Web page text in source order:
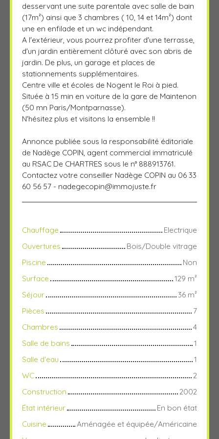
desservant une suite parentale avec salle de bain
(17m²) ainsi que 3 chambres ( 10, 14 et 14m²) dont
une en enfilade et un wc indépendant.
A l'extérieur, vous pourrez profiter d'une terrasse,
d'un jardin entièrement clôturé avec son abris de
jardin. De plus, un garage et places de
stationnements supplémentaires.
Centre ville et écoles de Nogent le Roi à pied.
Située à 15 min en voiture de la gare de Maintenon
(50 mn Paris/Montparnasse).
N'hésitez plus et visitons la ensemble !!
Annonce publiée sous la responsabilité éditoriale
de Nadège COPIN, agent commercial immatriculé
au RSAC De CHARTRES sous le n° 888913761.
Contactez votre conseiller Nadège COPIN au 06 33
60 56 57 - nadegecopin@immojuste.fr
Chauffage
Electrique
Ouvertures
Bois/Double vitrage
Piscine
Non
Surface
129 m²
Séjour
36 m²
Pièces
7
Chambres
4
Salle de bains
1
Salle d'eau
1
WC
2
Construction
2002
État intérieur
En bon état
Cuisine
Aménagée et équipée/Américaine